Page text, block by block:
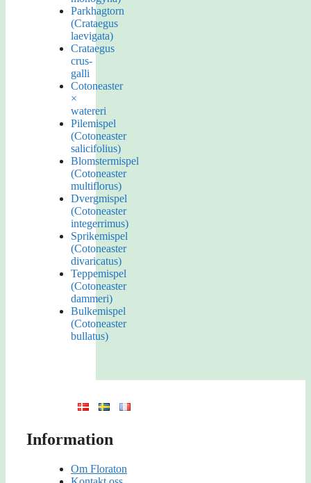
Parkhagtorn
(Crataegus
laevigata)
Crataegus
crus-
galli
Cotoneaster
×
watereri
Pilemispel
(Cotoneaster
salicifolius)
Blomstermispel
(Cotoneaster
multiflorus)
Dvergmispel
(Cotoneaster
integerrimus)
Sprikemispel
(Cotoneaster
divaricatus)
Teppemispel
(Cotoneaster
dammeri)
Bulkemispel
(Cotoneaster
bullatus)
Information
Om Floraton